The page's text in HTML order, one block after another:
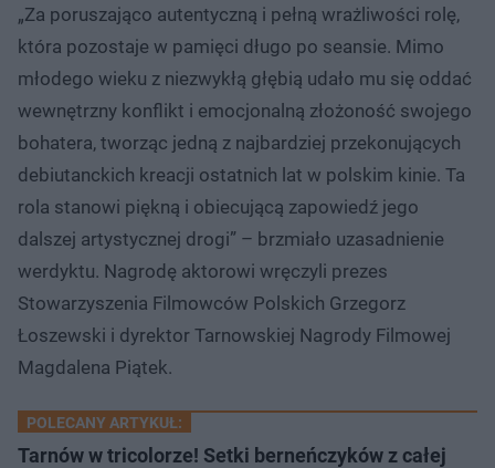
„Za poruszająco autentyczną i pełną wrażliwości rolę,
która pozostaje w pamięci długo po seansie. Mimo
młodego wieku z niezwykłą głębią udało mu się oddać
wewnętrzny konflikt i emocjonalną złożoność swojego
bohatera, tworząc jedną z najbardziej przekonujących
debiutanckich kreacji ostatnich lat w polskim kinie. Ta
rola stanowi piękną i obiecującą zapowiedź jego
dalszej artystycznej drogi” – brzmiało uzasadnienie
werdyktu. Nagrodę aktorowi wręczyli prezes
Stowarzyszenia Filmowców Polskich Grzegorz
Łoszewski i dyrektor Tarnowskiej Nagrody Filmowej
Magdalena Piątek.
POLECANY ARTYKUŁ:
Tarnów w tricolorze! Setki berneńczyków z całej